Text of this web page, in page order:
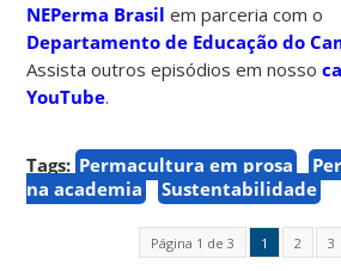
NEPerma Brasil em parceria com o
Departamento de Educação do
Assista outros episódios em nosso
YouTube.
Tags: Permacultura em prosa
na academia
Sustentabilidade
Página 1 de 3 1 2 3